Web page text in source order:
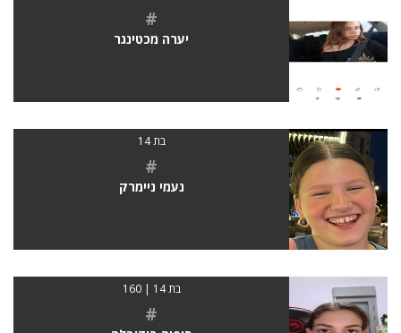
#
יערה מכטינגר
בת 14
#
נעמי ניימרק
בת 14 | 160
#